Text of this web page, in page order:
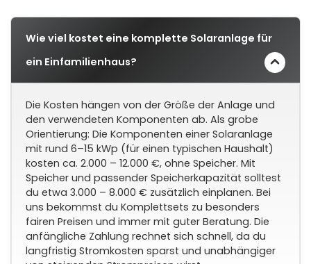
Wie viel kostet eine komplette Solaranlage für
ein Einfamilienhaus?
Die Kosten hängen von der Größe der Anlage und
den verwendeten Komponenten ab. Als grobe
Orientierung: Die Komponenten einer Solaranlage
mit rund 6–15 kWp (für einen typischen Haushalt)
kosten ca. 2.000 – 12.000 €, ohne Speicher. Mit
Speicher und passender Speicherkapazität solltest
du etwa 3.000 – 8.000 € zusätzlich einplanen. Bei
uns bekommst du Komplettsets zu besonders
fairen Preisen und immer mit guter Beratung. Die
anfängliche Zahlung rechnet sich schnell, da du
langfristig Stromkosten sparst und unabhängiger